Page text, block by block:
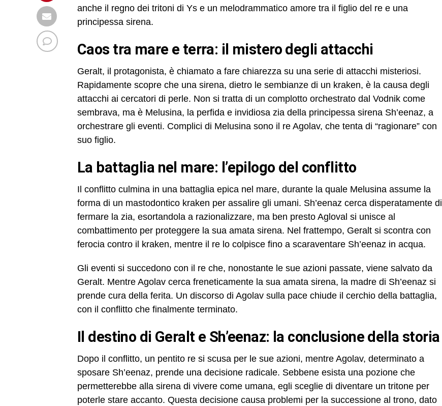
anche il regno dei tritoni di Ys e un melodrammatico amore tra il figlio del re e una
principessa sirena.
caos tra mare e terra: il mistero degli attacchi
Geralt, il protagonista, è chiamato a fare chiarezza su una serie di attacchi misteriosi.
Rapidamente scopre che una sirena, dietro le sembianze di un kraken, è la causa degli
attacchi ai cercatori di perle. Non si tratta di un complotto orchestrato dal Vodnik come
sembrava, ma è Melusina, la perfida e invidiosa zia della principessa sirena Sh’eenaz, a
orchestrare gli eventi. Complici di Melusina sono il re Agolav, che tenta di “ragionare” con
suo figlio.
la battaglia nel mare: l’epilogo del conflitto
Il conflitto culmina in una battaglia epica nel mare, durante la quale Melusina assume la
forma di un mastodontico kraken per assalire gli umani. Sh’eenaz cerca disperatamente di
fermare la zia, esortandola a razionalizzare, ma ben presto Agloval si unisce al
combattimento per proteggere la sua amata sirena. Nel frattempo, Geralt si scontra con
ferocia contro il kraken, mentre il re lo colpisce fino a scaraventare Sh’eenaz in acqua.
Gli eventi si succedono con il re che, nonostante le sue azioni passate, viene salvato da
Geralt. Mentre Agolav cerca freneticamente la sua amata sirena, la madre di Sh’eenaz si
prende cura della ferita. Un discorso di Agolav sulla pace chiude il cerchio della battaglia,
con il conflitto che finalmente terminato.
il destino di Geralt e Sh’eenaz: la conclusione della storia
Dopo il conflitto, un pentito re si scusa per le sue azioni, mentre Agolav, determinato a
sposare Sh’eenaz, prende una decisione radicale. Sebbene esista una pozione che
permetterebbe alla sirena di vivere come umana, egli sceglie di diventare un tritone per
poterle stare accanto. Questa decisione causa problemi per la successione al trono, dato